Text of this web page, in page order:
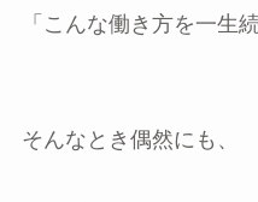
「こんな働き方を一生
そんなとき偶然にも、